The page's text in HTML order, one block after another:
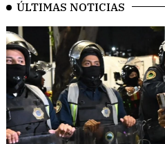
ÚLTIMAS NOTICIAS